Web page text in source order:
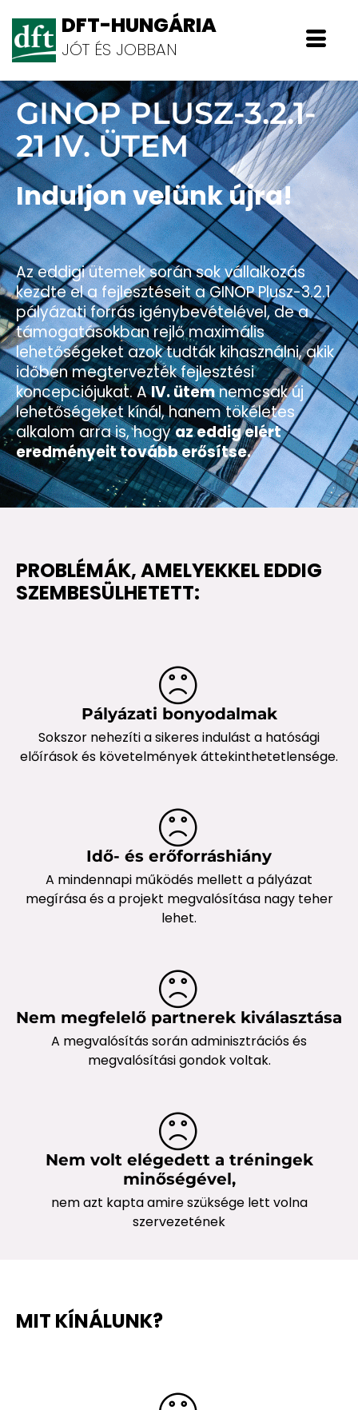
DFT-HUNGÁRIA
JÓT ÉS JOBBAN
GINOP PLUSZ-3.2.1-
21 IV. ÜTEM
Induljon velünk újra!
Az eddigi ütemek során sok vállalkozás
kezdte el a fejlesztéseit a GINOP Plusz-3.2.1
pályázati forrás igénybevételével, de a
támogatásokban rejlő maximális
lehetőségeket azok tudták kihasználni, akik
időben megtervezték fejlesztési
koncepciójukat. AIV. ütemnemcsak új
lehetőségeket kínál, hanem tökéletes
alkalom arra is, hogyaz eddig elért
eredményeit tovább erősítse.
PROBLÉMÁK, AMELYEKKEL EDDIG
SZEMBESÜLHETETT:
Pályázati bonyodalmak
Sokszor nehezíti a sikeres indulást a hatósági
előírások és követelmények áttekinthetetlensége.
Idő- és erőforráshiány
A mindennapi működés mellett a pályázat
megírása és a projekt megvalósítása nagy teher
lehet.
Nem megfelelő partnerek kiválasztása
A megvalósítás során adminisztrációs és
megvalósítási gondok voltak.
Nem volt elégedett a tréningek
minőségével,
nem azt kapta amire szüksége lett volna
szervezetének
MIT KÍNÁLUNK?